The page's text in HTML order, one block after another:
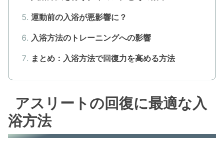
運動前の入浴が悪影響に？
入浴方法のトレーニングへの影響
まとめ：入浴方法で回復力を高める方法
アスリートの回復に最適な入
浴方法